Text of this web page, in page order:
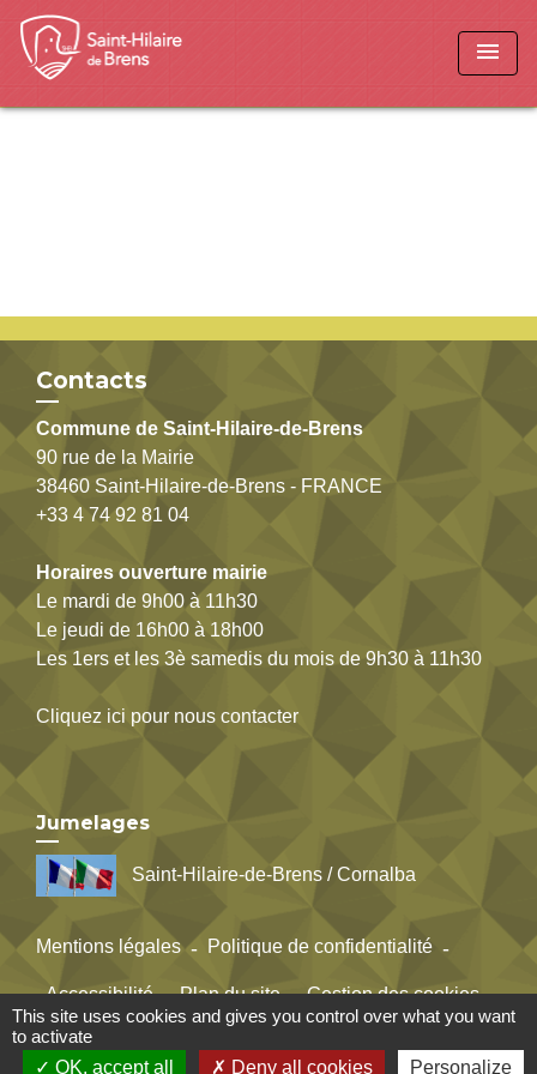
menu
Contacts
Commune de Saint-Hilaire-de-Brens
90 rue de la Mairie
38460 Saint-Hilaire-de-Brens - FRANCE
+33 4 74 92 81 04
Horaires ouverture mairie
Le mardi de 9h00 à 11h30
Le jeudi de 16h00 à 18h00
Les 1ers et les 3è samedis du mois de 9h30 à 11h30
Cliquez ici pour nous contacter
Jumelages
Saint-Hilaire-de-Brens / Cornalba
Mentions légales - Politique de confidentialité -
Accessibilité - Plan du site - Gestion des cookies
This site uses cookies and gives you control over what you want
to activate
OK, accept all
Deny all cookies Personalize